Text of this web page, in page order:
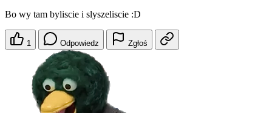
Bo wy tam byliscie i slyszeliscie :D
1 Odpowiedz Zgłoś